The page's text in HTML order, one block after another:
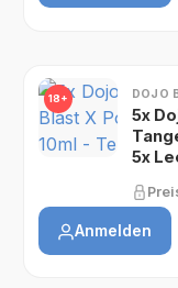
18+ DOJO
5x
5x
Anmelden